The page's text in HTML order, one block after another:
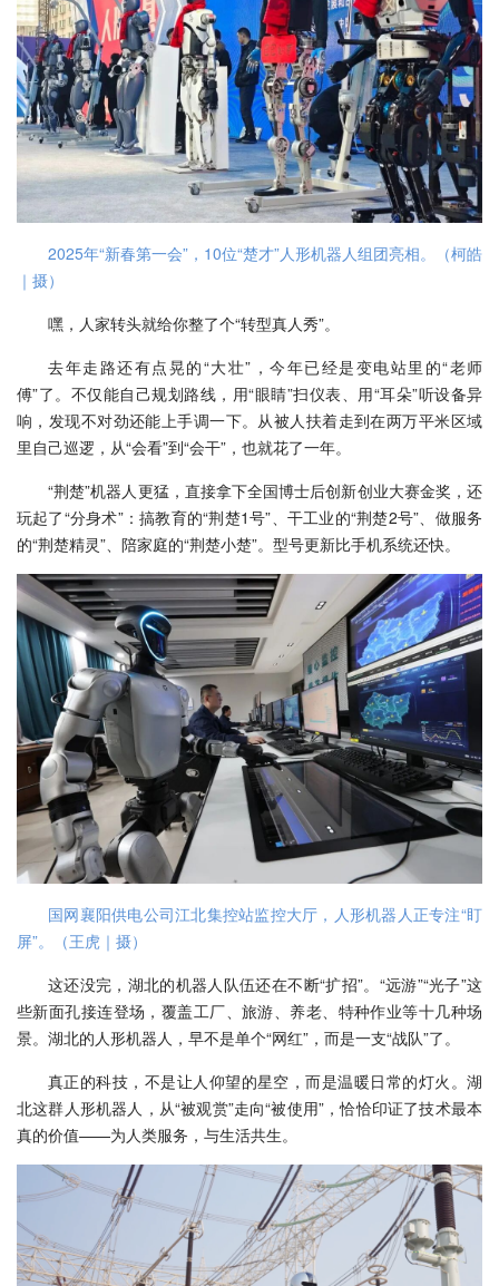
2025年“新春第一会”，10位“楚才”人形机器人组团亮相。（柯皓
｜摄）
嘿，人家转头就给你整了个“转型真人秀”。
去年走路还有点晃的“大壮”，今年已经是变电站里的“老师
傅”了。不仅能自己规划路线，用“眼睛”扫仪表、用“耳朵”听设备异
响，发现不对劲还能上手调一下。从被人扶着走到在两万平米区域
里自己巡逻，从“会看”到“会干”，也就花了一年。
“荆楚”机器人更猛，直接拿下全国博士后创新创业大赛金奖，还
玩起了“分身术”：搞教育的“荆楚1号”、干工业的“荆楚2号”、做服务
的“荆楚精灵”、陪家庭的“荆楚小楚”。型号更新比手机系统还快。
国网襄阳供电公司江北集控站监控大厅，人形机器人正专注“盯
屏”。（王虎｜摄）
这还没完，湖北的机器人队伍还在不断“扩招”。“远游”“光子”这
些新面孔接连登场，覆盖工厂、旅游、养老、特种作业等十几种场
景。湖北的人形机器人，早不是单个“网红”，而是一支“战队”了。
真正的科技，不是让人仰望的星空，而是温暖日常的灯火。湖
北这群人形机器人，从“被观赏”走向“被使用”，恰恰印证了技术最本
真的价值——为人类服务，与生活共生。